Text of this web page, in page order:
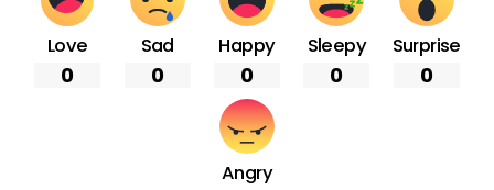
Love
0
Sad
0
Happy
0
Sleepy
0
Surprise
0
Angry